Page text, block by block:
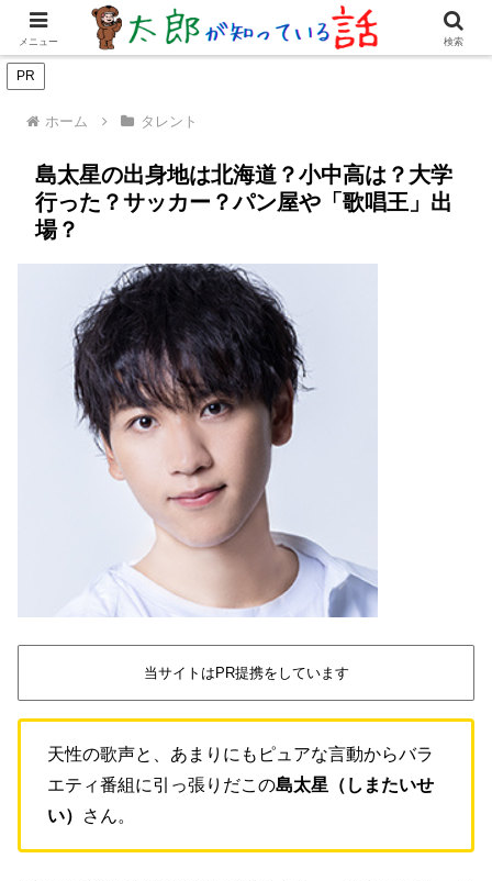
女優・俳優 有名人 youtuber 歌手・グループ ドラマ・
PR
ホーム タレント
島太星の出身地は北海道？小中高は？大学
行った？サッカー？パン屋や「歌唱王」出
場？
当サイトはPR提携をしています
天性の歌声と、あまりにもピュアな言動からバラ
エティ番組に引っ張りだこの島太星（しまたいせ
い）
さん。
メニュー 検索